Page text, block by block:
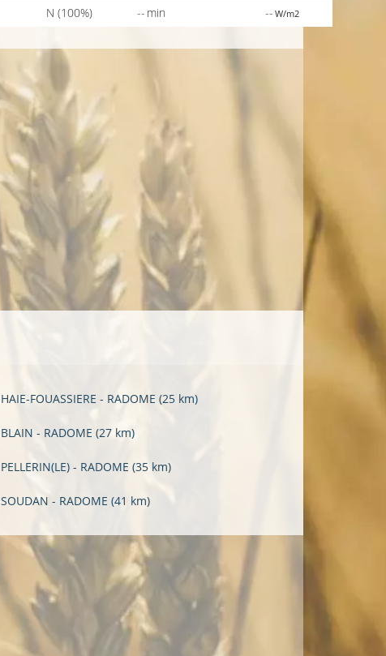
N (100%) -- min -- W/m2
HAIE-FOUASSIERE - RADOME (25 km)
BLAIN - RADOME (27 km)
PELLERIN(LE) - RADOME (35 km)
SOUDAN - RADOME (41 km)